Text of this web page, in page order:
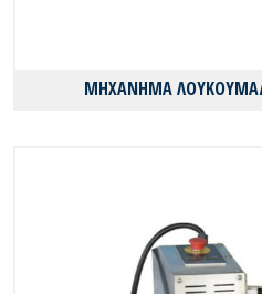
ΜΗΧΑΝΗΜΑ